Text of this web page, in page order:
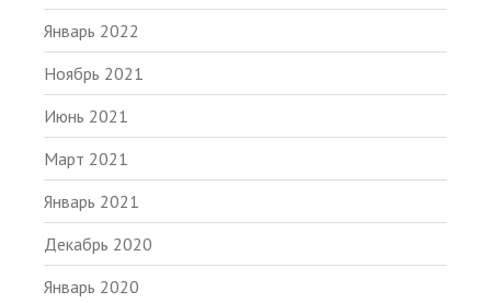
Январь 2022
Ноябрь 2021
Июнь 2021
Март 2021
Январь 2021
Декабрь 2020
Январь 2020